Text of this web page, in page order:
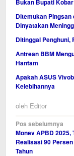
Bukan Bupati Kobar
Ditemukan Pingsan
Dinyatakan
Ditinggal Penghuni,
Antrean BBM
Hantam
Apakah ASUS
Kelebihannya
oleh Editor
Navigasi
pos
Pos sebelumnya
Monev APBD 2025,
Realisasi 90
Tahun